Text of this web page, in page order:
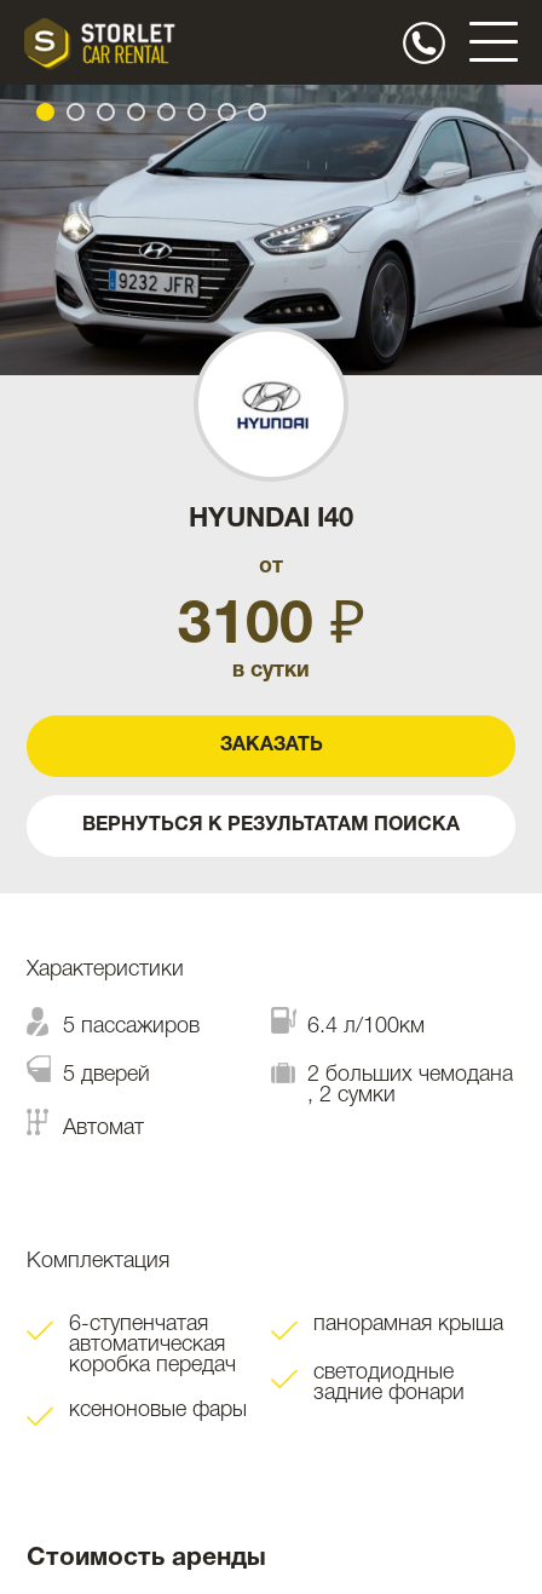
HYUNDAI I40
от
3100 ₽
в сутки
ЗАКАЗАТЬ
ВЕРНУТЬСЯ К РЕЗУЛЬТАТАМ ПОИСКА
Характеристики
5 пассажиров 6.4 л/100км
5 дверей
2 больших чемодана
, 2 сумки
Автомат
Комплектация
6-ступенчатая
автоматическая
коробка передач
ксеноновые фары
панорамная крыша
светодиодные
задние фонари
Стоимость аренды